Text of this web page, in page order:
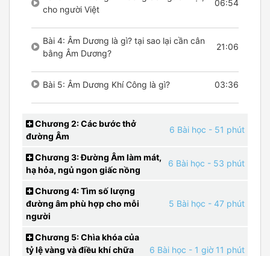
cho người Việt
06:54
Bài 4: Âm Dương là gì? tại sao lại cần cân
bằng Âm Dương?
21:06
Bài 5: Âm Dương Khí Công là gì? 03:36
Chương 2: Các bước thở
đường Âm
6 Bài học - 51 phút
Chương 3: Đường Âm làm mát,
hạ hỏa, ngủ ngon giấc nồng
6 Bài học - 53 phút
Chương 4: Tìm số lượng
đường âm phù hợp cho mỗi
người
5 Bài học - 47 phút
Chương 5: Chìa khóa của
tỷ lệ vàng và điều khí chữa
6 Bài học - 1 giờ 11 phút